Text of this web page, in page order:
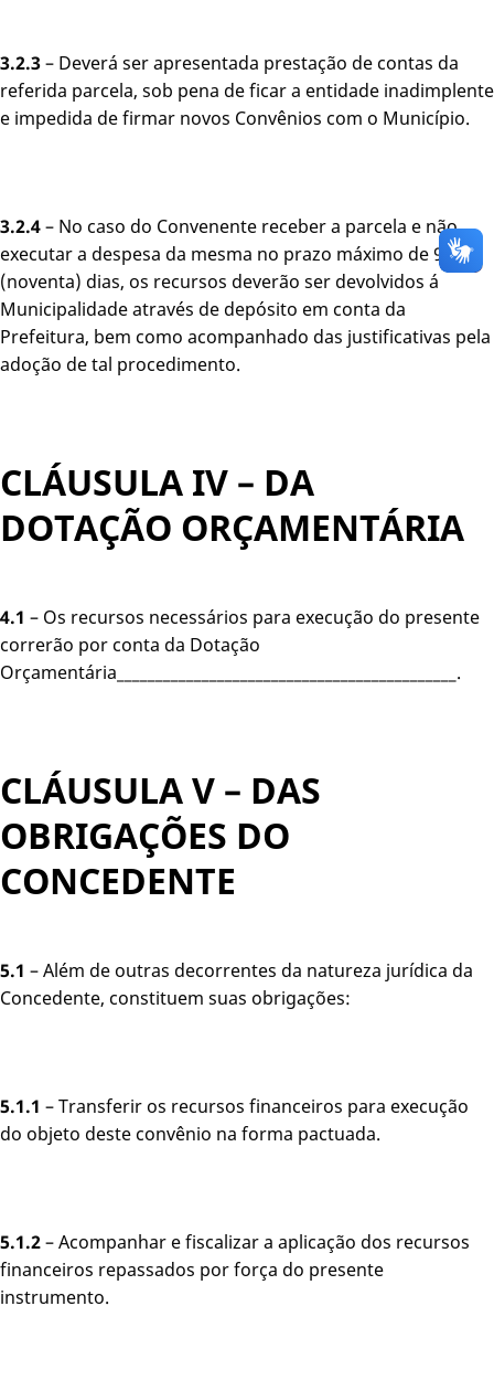
3.2.3– Deverá ser apresentada prestação de contas da
referida parcela, sob pena de ficar a entidade inadimplente
e impedida de firmar novos Convênios com o Município.
3.2.4– No caso do Convenente receber a parcela e não
executar a despesa da mesma no prazo máximo de 90
(noventa) dias, os recursos deverão ser devolvidos á
Municipalidade através de depósito em conta da
Prefeitura, bem como acompanhado das justificativas pela
adoção de tal procedimento.
CLÁUSULA IV – DA
DOTAÇÃO ORÇAMENTÁRIA
4.1 – Os recursos necessários para execução do presente
correrão por conta da Dotação
Orçamentária____________________________________________.
CLÁUSULA V – DAS
OBRIGAÇÕES DO
CONCEDENTE
5.1 – Além de outras decorrentes da natureza jurídica da
Concedente, constituem suas obrigações:
5.1.1 – Transferir os recursos financeiros para execução
do objeto deste convênio na forma pactuada.
5.1.2– Acompanhar e fiscalizar a aplicação dos recursos
financeiros repassados por força do presente
instrumento.